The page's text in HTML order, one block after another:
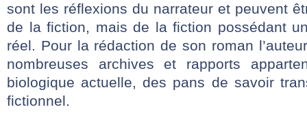
sont les réflexions du narrateur et peuvent
de la fiction, mais de la fiction possédant
réel. Pour la rédaction de son roman
nombreuses archives et rapports
biologique actuelle, des pans de savoir
fictionnel.